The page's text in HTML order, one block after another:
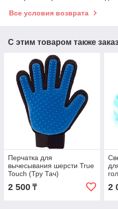
Все условия возврата
С этим товаром также
Перчатка для
вычесывания шерсти True
Touch (Тру Тач)
2 500 ₸ 2